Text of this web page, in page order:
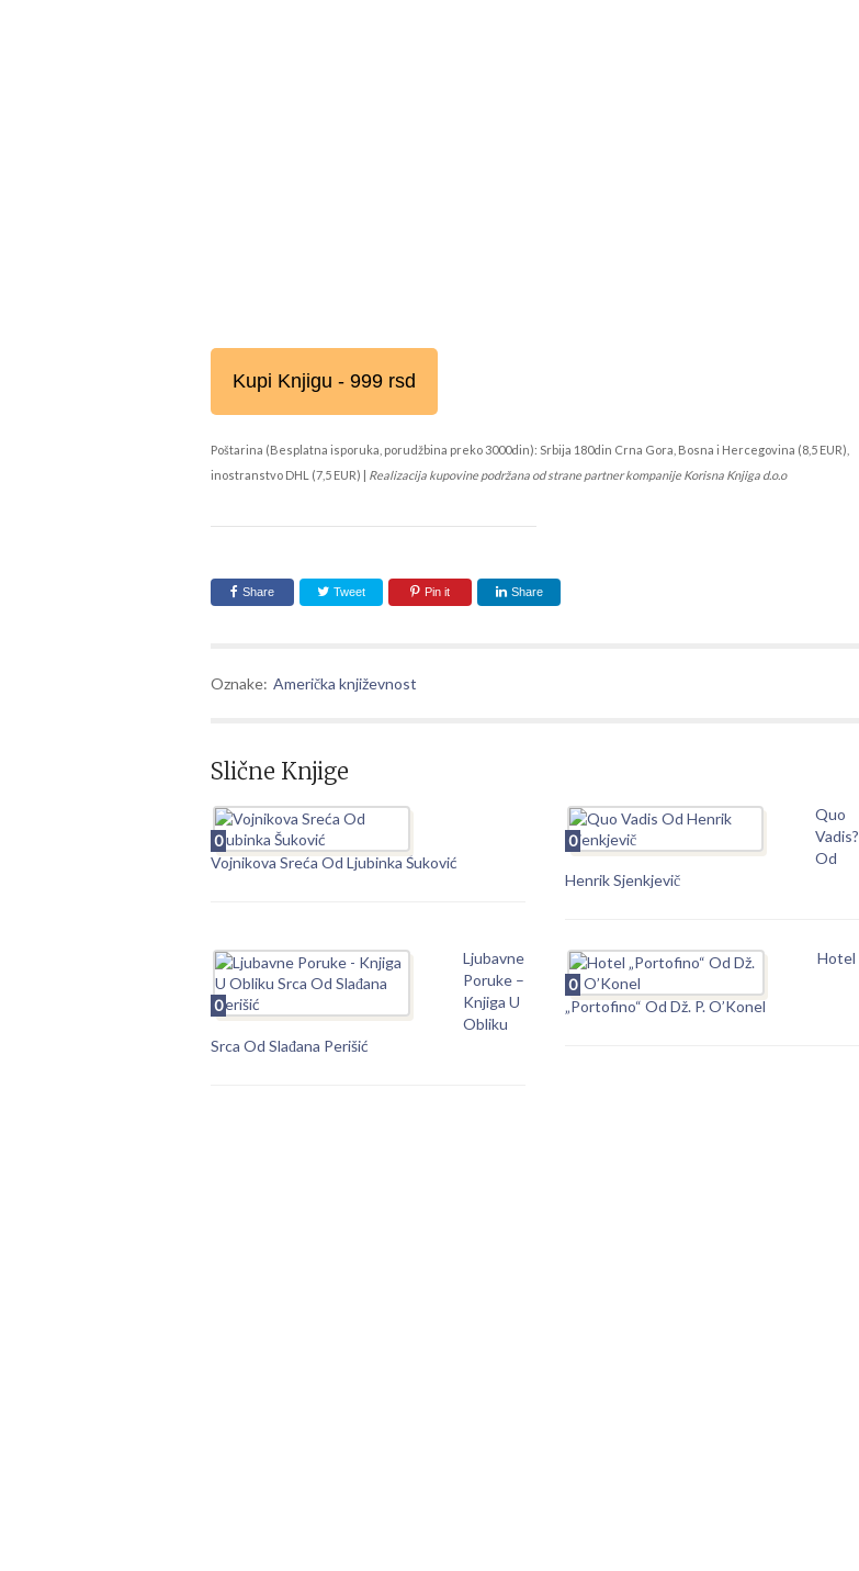
Kupi Knjigu - 999 rsd
Poštarina (Besplatna isporuka, porudžbina preko 3000din): Srbija 180din Crna Gora, Bosna i Hercegovina (8,5 EUR),
inostranstvo DHL (7,5 EUR) | Realizacija kupovine podržana od strane partner kompanije Korisna Knjiga d.o.o
Share Tweet Pin it Share
Oznake: Američka književnost
Slične Knjige
0
Vojnikova Sreća Od Ljubinka Šuković
0
Quo
Vadis?
Od
Henrik Sjenkjevič
0
Ljubavne
Poruke –
Knjiga U
Obliku
Srca Od Slađana Perišić
0
Hotel
„Portofino“ Od Dž. P. O’Konel